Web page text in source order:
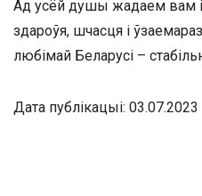
Ад усёй душы жадаем вам
здароўя, шчасця і
любімай Беларусі –
Дата публікацыі: 03.07.2023